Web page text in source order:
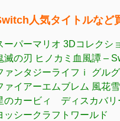
人気タイトルなど
ーパーマリオ 3Dコレクシ
滅の刃 ヒノカミ血風譚 –
ァンタジーライフｉ グル
ァイアーエムブレム 風花
のカービィ ディスカバリ
ッシークラフトワールド